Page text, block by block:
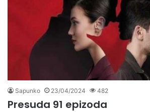
Sapunko 23/04/2024 482
Presuda 91 epizoda